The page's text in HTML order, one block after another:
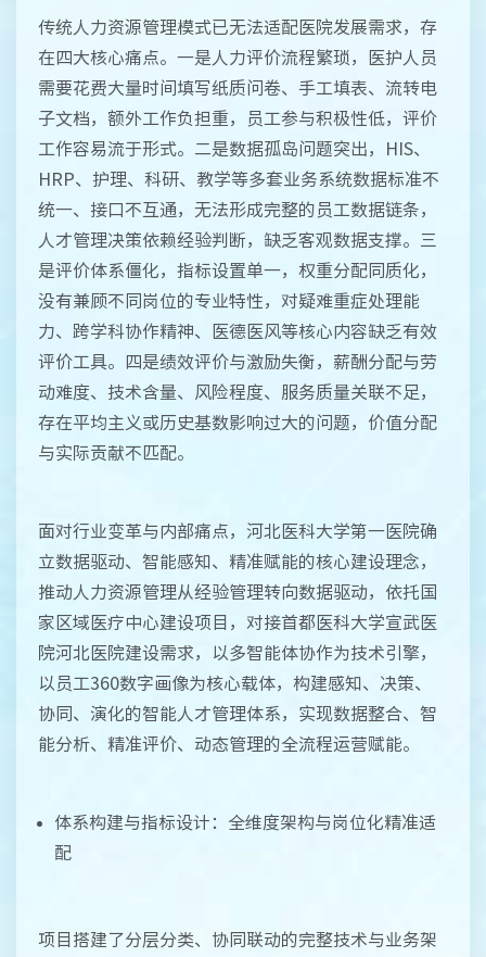
传统人力资源管理模式已无法适配医院发展需求，存
在四大核心痛点。一是人力评价流程繁琐，医护人员
需要花费大量时间填写纸质问卷、手工填表、流转电
子文档，额外工作负担重，员工参与积极性低，评价
工作容易流于形式。二是数据孤岛问题突出，HIS、
HRP、护理、科研、教学等多套业务系统数据标准不
统一、接口不互通，无法形成完整的员工数据链条，
人才管理决策依赖经验判断，缺乏客观数据支撑。三
是评价体系僵化，指标设置单一，权重分配同质化，
没有兼顾不同岗位的专业特性，对疑难重症处理能
力、跨学科协作精神、医德医风等核心内容缺乏有效
评价工具。四是绩效评价与激励失衡，薪酬分配与劳
动难度、技术含量、风险程度、服务质量关联不足，
存在平均主义或历史基数影响过大的问题，价值分配
与实际贡献不匹配。
面对行业变革与内部痛点，河北医科大学第一医院确
立数据驱动、智能感知、精准赋能的核心建设理念，
推动人力资源管理从经验管理转向数据驱动，依托国
家区域医疗中心建设项目，对接首都医科大学宣武医
院河北医院建设需求，以多智能体协作为技术引擎，
以员工360数字画像为核心载体，构建感知、决策、
协同、演化的智能人才管理体系，实现数据整合、智
能分析、精准评价、动态管理的全流程运营赋能。
体系构建与指标设计：全维度架构与岗位化精准适
配
项目搭建了分层分类、协同联动的完整技术与业务架